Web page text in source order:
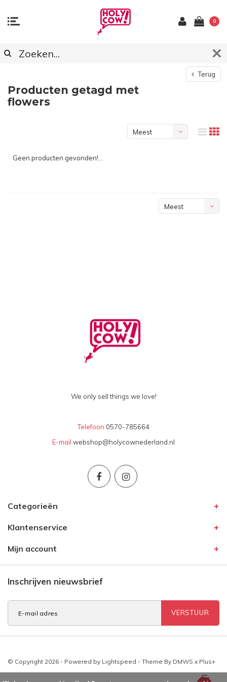
0
Terug
Producten getagd met
flowers
Meest
Geen producten gevonden!...
Meest
We only sell things we love!
Telefoon 0570-785664
E-mail webshop@holycownederland.nl
Categorieën
Klantenservice
Mijn account
Inschrijven nieuwsbrief
VERSTUUR
© Copyright 2026 - Powered by Lightspeed - Theme By DMWS x Plus+